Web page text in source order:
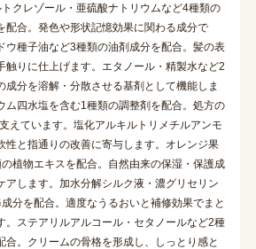
クレゾール・亜硫酸ナトリウムなど4種類の
配合。発色や形状記憶効果に関わる成分で
ウ種子油など3種類の油剤成分を配合。髪の表
触りに仕上げます。エタノール・精製水など2
成分を溶解・分散させる基剤として機能しま
ム四水塩を含む1種類の調整剤を配合。処方の
えています。塩化アルキルトリメチルアンモ
性と指通りの改善に寄与します。オレンジ果
植物エキスを配合。自然由来の保湿・保護成
アします。加水分解シルク液・濃グリセリン
分を配合。適度なうるおいと補修効果でまと
。ステアリルアルコール・セタノールなど2種
合。クリームの骨格を形成し、しっとり感と